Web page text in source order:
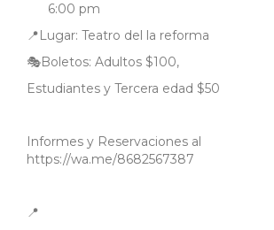
6:00 pm
📍Lugar: Teatro del la reforma
🎭Boletos: Adultos $100,
Estudiantes y Tercera edad $50
Informes y Reservaciones al
https://wa.me/8682567387
📍